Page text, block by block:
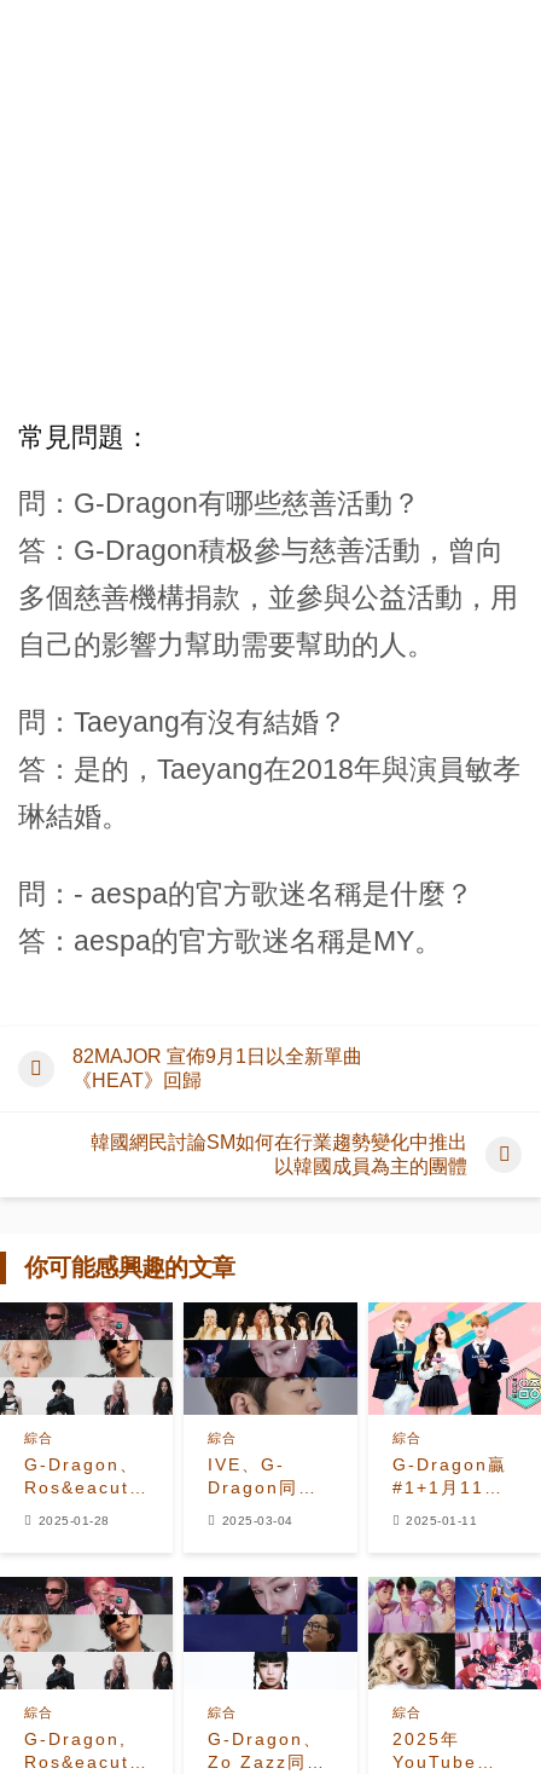
常見問題：
問：G-Dragon有哪些慈善活動？
答：G-Dragon積极參与慈善活動，曾向
多個慈善機構捐款，並參與公益活動，用
自己的影響力幫助需要幫助的人。
問：Taeyang有沒有結婚？
答：是的，Taeyang在2018年與演員敏孝
琳結婚。
問：- aespa的官方歌迷名稱是什麼？
答：aespa的官方歌迷名稱是MY。
82MAJOR 宣佈9月1日以全新單曲
《HEAT》回歸
韓國網民討論SM如何在行業趨勢變化中推出
以韓國成員為主的團體
你可能感興趣的文章
G-Dragon、
Ros&eacute;
x Bruno
2025年1月第
四周Instiz排
行榜首位
綜合
2025-01-28
IVE、G-
Dragon同
Hwang
周Instiz排行
榜
綜合
2025-03-04
G-Dragon贏
#1+1月11日
《Show!
演！
綜合
2025-01-11
G-Dragon,
Ros&eacute;
綜合
G-Dragon、
Zo Zazz同
綜合
2025年
YouTube
綜合